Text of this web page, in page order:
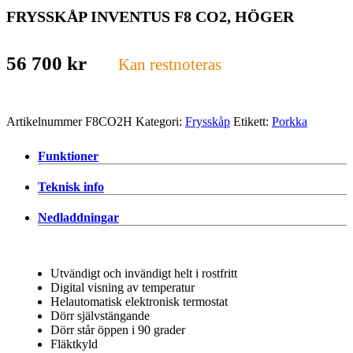
FRYSSKÅP INVENTUS F8 CO2, HÖGER
56 700 kr Kan restnoteras
ArtikelnummerF8CO2H Kategori: Frysskåp Etikett: Porkka
Funktioner
Teknisk info
Nedladdningar
Utvändigt och invändigt helt i rostfritt
Digital visning av temperatur
Helautomatisk elektronisk termostat
Dörr självstängande
Dörr står öppen i 90 grader
Fläktkyld